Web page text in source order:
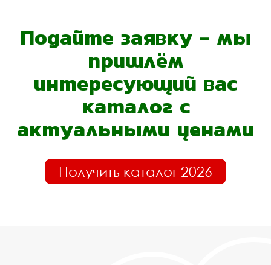
Подайте заявку - мы
пришлём
интересующий вас
каталог с
актуальными ценами
Получить каталог 2026